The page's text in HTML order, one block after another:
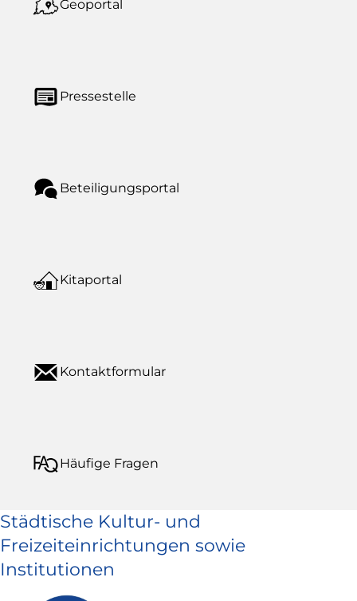
Geoportal
Pressestelle
Beteiligungsportal
Kitaportal
Kontaktformular
Häufige Fragen
Städtische Kultur- und
Freizeiteinrichtungen sowie
Institutionen